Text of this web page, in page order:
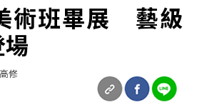
術班畢展 藝級
修